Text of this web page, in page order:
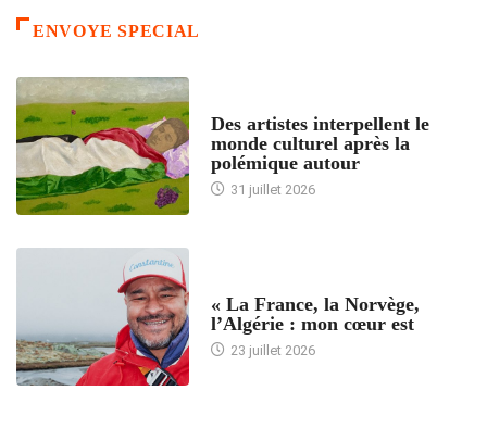
ENVOYE SPECIAL
Des artistes interpellent le
monde culturel après la
polémique autour
31 juillet 2026
« La France, la Norvège,
l’Algérie : mon cœur est
23 juillet 2026